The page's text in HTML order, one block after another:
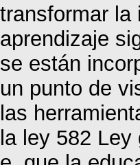
transformar la
aprendizaje
se están
un punto de
las
la ley 582